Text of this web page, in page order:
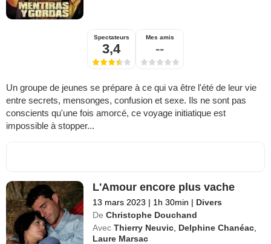
Spectateurs
3,4
Mes amis
--
Un groupe de jeunes se prépare à ce qui va être l'été de leur vie
entre secrets, mensonges, confusion et sexe. Ils ne sont pas
conscients qu'une fois amorcé, ce voyage initiatique est
impossible à stopper...
L'Amour encore plus vache
13 mars 2023 | 1h 30min | Divers
De Christophe Douchand
Avec Thierry Neuvic Delphine Chanéac
Laure Marsac